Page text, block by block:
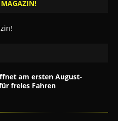
MAGAZIN!
am ersten August-
freies Fahren